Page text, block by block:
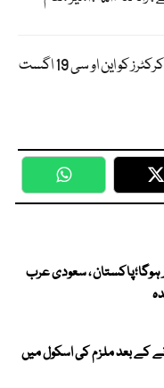
کیریبین پریمیئر لیگ ، قومی کرکٹرز کو این او سی 19 اگست
WhatsApp
ہوگا؛پاکستان ، سعودی عرب
کے بعد ملزم کی اسکول میں